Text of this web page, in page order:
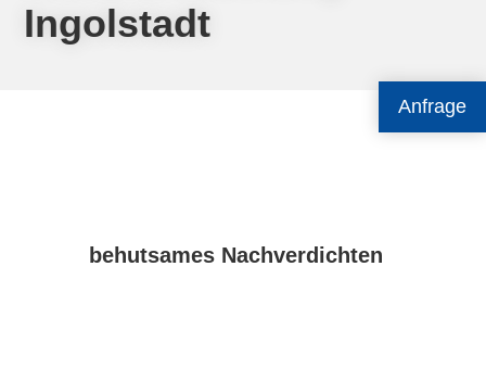
Anfrage
Ingolstadt
behutsames Nachverdichten